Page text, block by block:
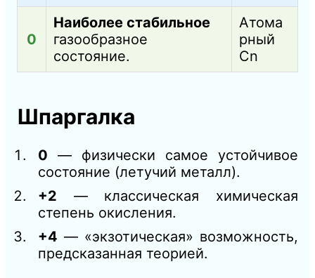
0
Наиболее стабильное
газообразное
состояние.
Атома
рный
Cn
Шпаргалка
0 — физически самое устойчивое
состояние (летучий металл).
+2 — классическая химическая
степень окисления.
+4 — «экзотическая» возможность,
предсказанная теорией.